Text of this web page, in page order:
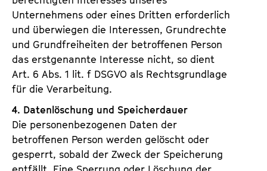
Unternehmens oder eines Dritten erforderlich
und überwiegen die Interessen, Grundrechte
und Grundfreiheiten der betroffenen Person
das erstgenannte Interesse nicht, so dient
Art. 6 Abs. 1 lit. f DSGVO als Rechtsgrundlage
für die Verarbeitung.
4. Datenlöschung und Speicherdauer
Die personenbezogenen Daten der
betroffenen Person werden gelöscht oder
gesperrt, sobald der Zweck der Speicherung